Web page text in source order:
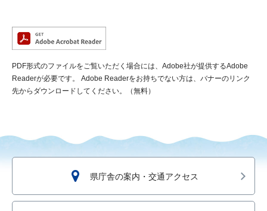
PDF形式のファイルをご覧いただく場合には、Adobe社が提供するAdobe
Readerが必要です。
Adobe Readerをお持ちでない方は、バナーのリンク
先からダウンロードしてください。（無料）
県庁舎の案内・交通アクセス